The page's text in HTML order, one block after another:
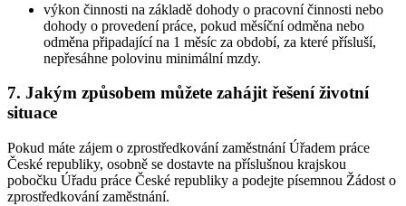
výkon činnosti na základě dohody o pracovní činnosti nebo
dohody o provedení práce, pokud měsíční odměna nebo
odměna připadající na 1 měsíc za období, za které přísluší,
nepřesáhne polovinu minimální mzdy.
7. Jakým způsobem můžete zahájit řešení životní
situace
Pokud máte zájem o zprostředkování zaměstnání Úřadem práce
České republiky, osobně se dostavte na příslušnou krajskou
pobočku Úřadu práce České republiky a podejte písemnou Žádost o
zprostředkování zaměstnání.